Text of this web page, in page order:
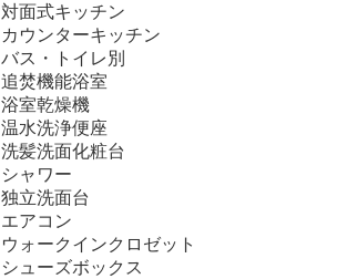
対面式キッチン
カウンターキッチン
バス・トイレ別
追焚機能浴室
浴室乾燥機
温水洗浄便座
洗髪洗面化粧台
シャワー
独立洗面台
エアコン
ウォークインクロゼット
シューズボックス